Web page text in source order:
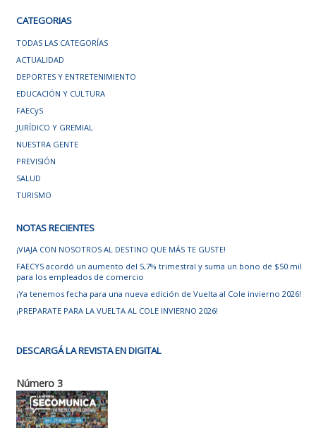
CATEGORIAS
TODAS LAS CATEGORÍAS
ACTUALIDAD
DEPORTES Y ENTRETENIMIENTO
EDUCACIÓN Y CULTURA
FAECyS
JURÍDICO Y GREMIAL
NUESTRA GENTE
PREVISIÓN
SALUD
TURISMO
NOTAS RECIENTES
¡VIAJA CON NOSOTROS AL DESTINO QUE MÁS TE GUSTE!
FAECYS acordó un aumento del 5,7% trimestral y suma un bono de $50 mil
para los empleados de comercio
¡Ya tenemos fecha para una nueva edición de Vuelta al Cole invierno 2026!
¡PREPARATE PARA LA VUELTA AL COLE INVIERNO 2026!
DESCARGÁ LA REVISTA EN DIGITAL
Número 3